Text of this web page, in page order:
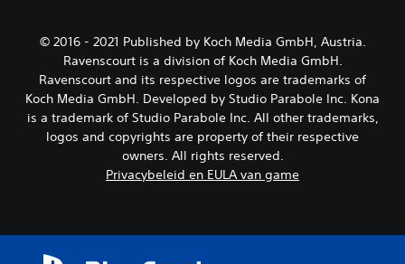
© 2016 - 2021 Published by Koch Media GmbH, Austria.
Ravenscourt is a division of Koch Media GmbH.
Ravenscourt and its respective logos are trademarks of
Koch Media GmbH. Developed by Studio Parabole Inc. Kona
is a trademark of Studio Parabole Inc. All other trademarks,
logos and copyrights are property of their respective
owners. All rights reserved.
Privacybeleid en EULA van game